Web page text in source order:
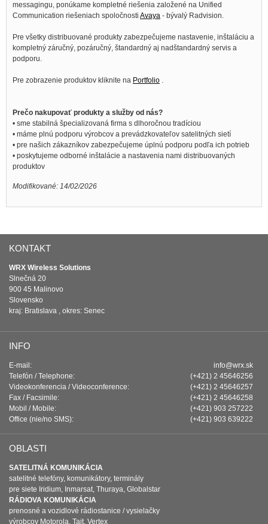
messagingu, ponúkame kompletné riešenia založené na Unified
Communication riešeniach spoločnosti Avaya - bývalý Radvision.
Pre všetky distribuované produkty zabezpečujeme nastavenie, inštaláciu a
kompletný záručný, pozáručný, štandardný aj nadštandardný servis a
podporu.
Pre zobrazenie produktov kliknite na Portfolio .
Prečo nakupovať produkty a služby od nás?
• sme stabilná špecializovaná firma s dlhoročnou tradíciou
• máme plnú podporu výrobcov a prevádzkovateľov satelitných sietí
• pre našich zákazníkov zabezpečujeme úplnú podporu podľa ich potrieb
• poskytujeme odborné inštalácie a nastavenia nami distribuovaných
produktov
Modifikované: 14/02/2026
KONTAKT
WRX Wireless Solutions
Slnečná 20
900 45 Malinovo
Slovensko
kraj: Bratislava , okres: Senec
INFO
E-mail:
info@wrx.sk
Telefón / Telephone:
(+421) 2 45646256
Videokonferencia / Videoconference:
(+421) 2 45646257
Fax / Facsimile:
(+421) 2 45646258
Mobil / Mobile:
(+421) 903 257222
Office (nie/no SMS):
(+421) 903 639222
OBLASTI
SATELITNÁ KOMUNIKÁCIA
satelitné telefóny, komunikátory, terminály
pre siete Iridium, Inmarsat, Thuraya, Globalstar
RÁDIOVA KOMUNIKÁCIA
prenosné a vozidlové rádiostanice / vysielačky
výrobcov Motorola, Tait, Vertex